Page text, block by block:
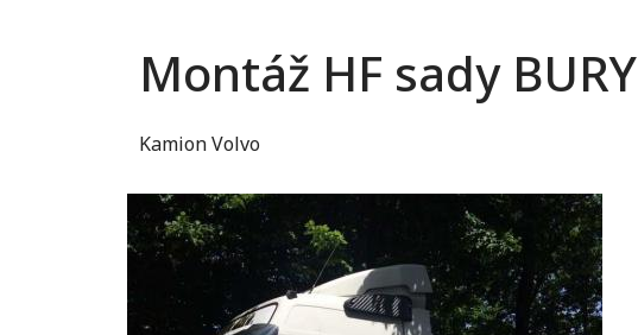
Montáž HF sady BURY
Kamion Volvo